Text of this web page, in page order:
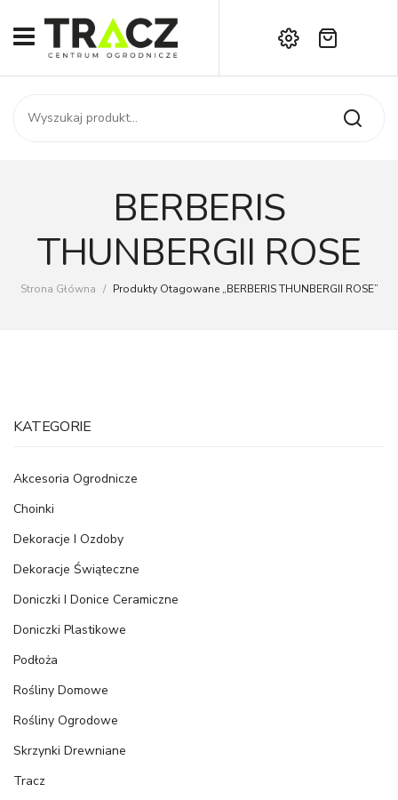
START
SKLEP
Kontakt
Brak produktów w koszyku.
BERBERIS
THUNBERGII ROSE
Strona Główna / Produkty Otagowane „BERBERIS THUNBERGII ROSE”
KATEGORIE
Akcesoria Ogrodnicze
Choinki
Dekoracje I Ozdoby
Dekoracje Świąteczne
Doniczki I Donice Ceramiczne
Doniczki Plastikowe
Podłoża
Rośliny Domowe
Rośliny Ogrodowe
Skrzynki Drewniane
Tracz